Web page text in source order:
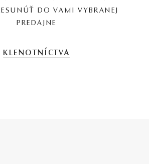
DO VAMI VYBRANEJ
PREDAJNE
KLENOTNÍCTVA